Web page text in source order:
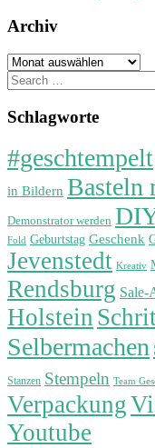
Archiv
Archiv
Search
for:
Schlagworte
#geschtempelt
in Bildern Basteln
Demonstrator werden
Fold Geburtstag Geschenk
Jevenstedt Kreativ
Rendsburg Sale-
Holstein
Selbermachen
Stanzen Stempeln Team
Verpackung
Youtube